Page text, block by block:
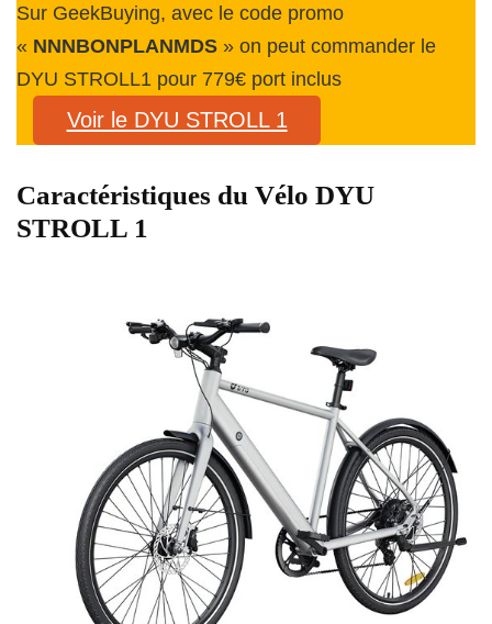
Sur GeekBuying, avec le code promo
« NNNBONPLANMDS » on peut commander le
DYU STROLL1 pour 779€ port inclus
Voir le DYU STROLL 1
Caractéristiques du Vélo DYU
STROLL 1